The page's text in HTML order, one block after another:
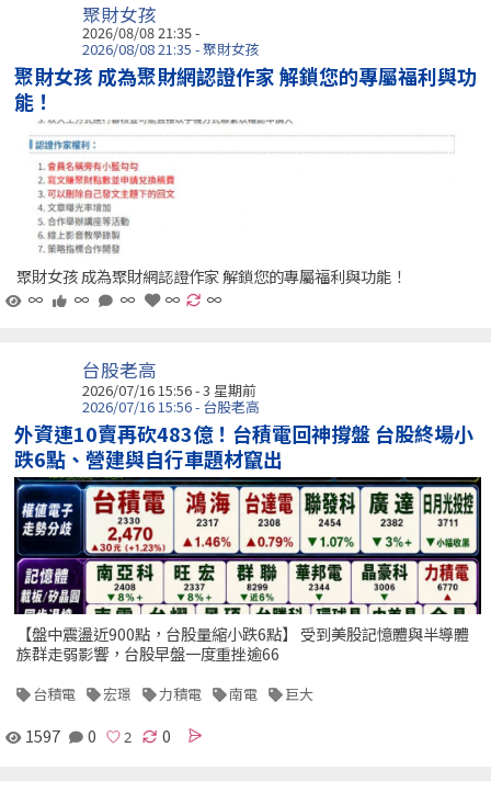
聚財女孩
2026/08/08 21:35 -
2026/08/08 21:35 - 聚財女孩
聚財女孩 成為聚財網認證作家 解鎖您的專屬福利與功
能！
聚財女孩 成為聚財網認證作家 解鎖您的專屬福利與功能！
∞
∞ ∞ ∞ ∞
台股老高
2026/07/16 15:56 - 3 星期前
2026/07/16 15:56 - 台股老高
外資連10賣再砍483億！台積電回神撐盤 台股終場小
跌6點、營建與自行車題材竄出
【盤中震盪近900點，台股量縮小跌6點】 受到美股記憶體與半導體
族群走弱影響，台股早盤一度重挫逾66
台積電 宏璟 力積電 南電 巨大
1597 0 0